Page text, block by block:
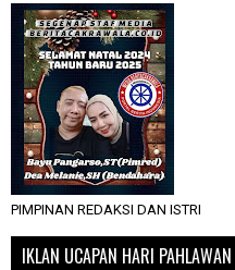
PIMPINAN REDAKSI DAN ISTRI
IKLAN UCAPAN HARI PAHLAWAN